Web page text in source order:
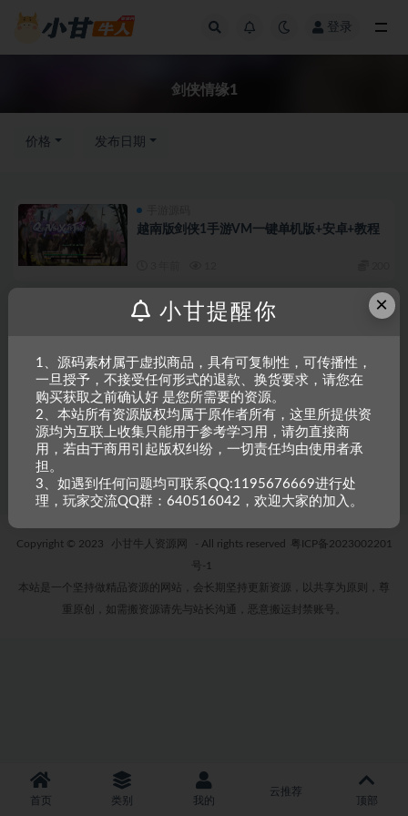
登录
剑侠情缘1
价格 发布日期
越南版剑侠1手游VM一键单机版+安卓+教程
端游源码
剑侠情缘1网络版康泽VM一键单机版（游戏
3 年前 6
端游源码
怀旧剑侠情缘6.5VM一键端+配套客户端+GM
注册+教程
3 年前 2
Copyright © 2023 小甘牛人资源网 - All rights reserved
粤ICP备2023002201
号-1
本站是一个坚持做精品资源的网站，会长期坚持更新资源，以共享为原则，尊
重原创，如需搬资源请先与站长沟通，恶意搬运封禁账号。
首页 类别 我的
云推荐
顶部
×
小甘提醒你
1、源码素材属于虚拟商品，具有可复制性，可传播性，
一旦授予，不接受任何形式的退款、换货要求，请您在
购买获取之前确认好 是您所需要的资源。
2、本站所有资源版权均属于原作者所有，这里所提供资
源均为互联上收集只能用于参考学习用，请勿直接商
用，若由于商用引起版权纠纷，一切责任均由使用者承
担。
3、如遇到任何问题均可联系QQ:1195676669进行处
理，玩家交流QQ群：640516042，欢迎大家的加入。